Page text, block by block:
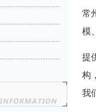
常
模
提
构
我